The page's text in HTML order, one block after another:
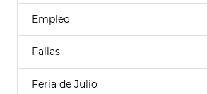
Empleo
Fallas
Feria de Julio